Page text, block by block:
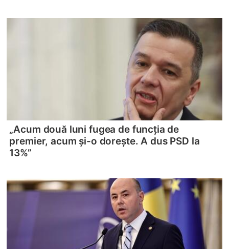
„Acum două luni fugea de funcția de
premier, acum și-o dorește. A dus PSD la
13%”